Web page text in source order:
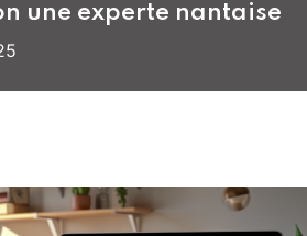
une experte nantaise